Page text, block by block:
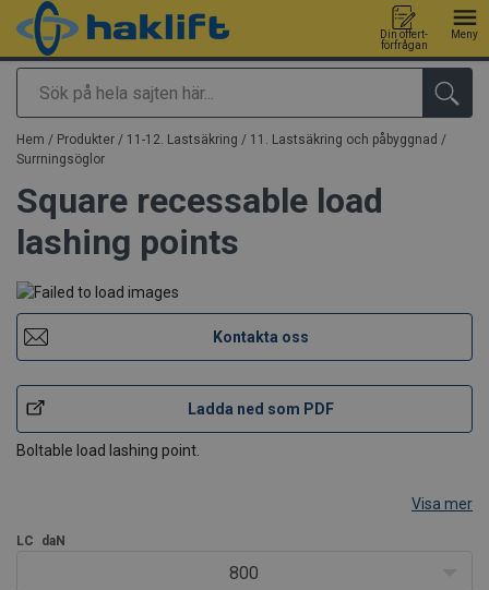
Sök
Din offert-
förfrågan
Meny
tillagd i varukorg
Hem / Produkter / 11-12. Lastsäkring / 11. Lastsäkring och påbyggnad /
Surrningsöglor
Square recessable load
lashing points
Kontakta oss
Ladda ned som PDF
Boltable load lashing point.
Visa mer
LC daN
800